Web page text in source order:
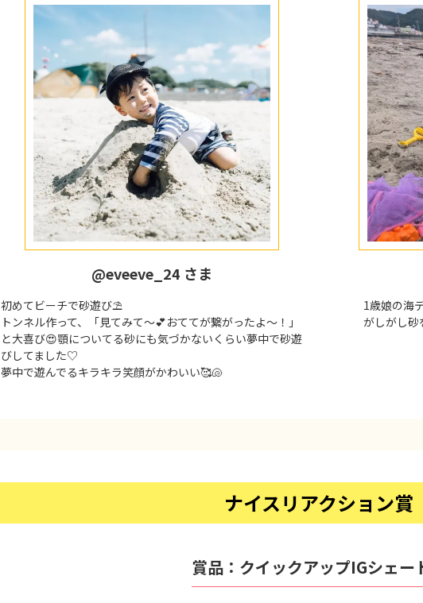
@eveeve_24 さま
初めてビーチで砂遊び⛱️
トンネル作って、「見てみて〜💕おててが繋がったよ〜！」
と大喜び😍顎についてる砂にも気づかないくらい夢中で砂遊
びしてました♡
夢中で遊んでるキラキラ笑顔がかわいい🥰🐚
1歳娘の海
がしがし砂
ナイスリアクション賞
賞品： クイックアップIGシェー